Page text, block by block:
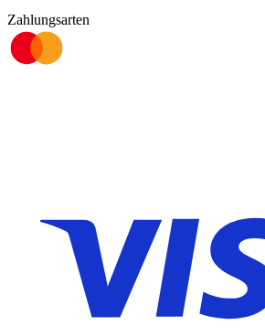
Zahlungsarten